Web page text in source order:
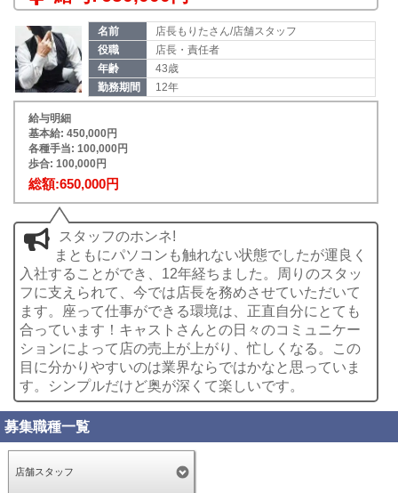
名前
店長もりたさん/店舗スタッフ
役職
店長・責任者
年齢
43歳
勤務期間
12年
給与明細
基本給: 450,000円
各種手当: 100,000円
歩合: 100,000円
総額:650,000円
スタッフのホンネ!
まともにパソコンも触れない状態でしたが運良く
入社することができ、12年経ちました。周りのスタッ
フに支えられて、今では店長を務めさせていただいて
ます。座って仕事ができる環境は、正直自分にとても
合っています！キャストさんとの日々のコミュニケー
ションによって店の売上が上がり、忙しくなる。この
目に分かりやすいのは業界ならではかなと思っていま
す。シンプルだけど奥が深くて楽しいです。
募集職種一覧
店舗スタッフ